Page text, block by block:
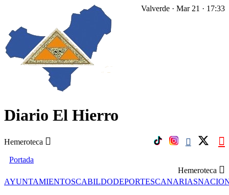
Diario El Hierro
Hemeroteca
Valverde · Mar 21 · 17:33
Portada
Hemeroteca
AYUNTAMIENTOSCABILDODEPORTESCANARIAS